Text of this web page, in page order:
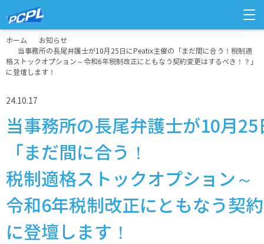
ホーム
お知らせ
当事務所の長尾弁護士が10月25日にPeatix主催の「まだ間に合う！税制適
格ストックオプション～令和6年税制改正にともなう契約変更はするべき！？」
に登壇します！
24.10.17
当事務所の長尾弁護士が10月
「まだ間に合う！
税制適格ストックオプション～
令和6年税制改正にともなう契
に登壇します！